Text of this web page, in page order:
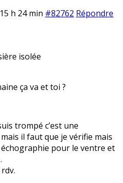
h 24 min #82762 Répondre
isolée
ça va et toi ?
trompé c’est une
il faut que je vérifie mais
échographie pour le ventre et